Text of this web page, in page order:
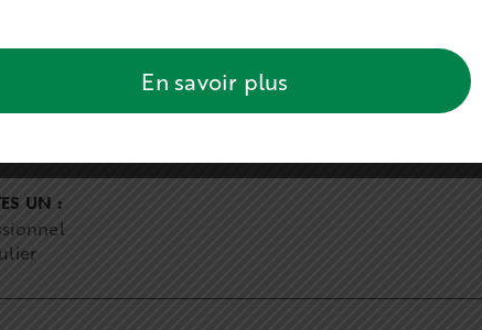
UN :
En savoir plus